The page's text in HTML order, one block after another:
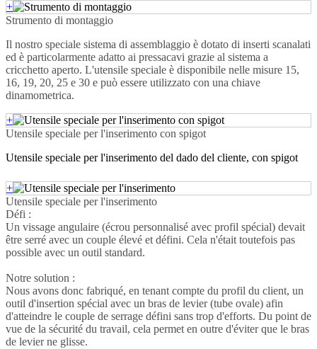
+
Strumento di montaggio
Il nostro speciale sistema di assemblaggio è dotato di inserti scanalati
ed è particolarmente adatto ai pressacavi grazie al sistema a
cricchetto aperto. L'utensile speciale è disponibile nelle misure 15,
16, 19, 20, 25 e 30 e può essere utilizzato con una chiave
dinamometrica.
+
Utensile speciale per l'inserimento con spigot
Utensile speciale per l'inserimento del dado del cliente, con spigot
+
Utensile speciale per l'inserimento
Défi :
Un vissage angulaire (écrou personnalisé avec profil spécial) devait
être serré avec un couple élevé et défini. Cela n'était toutefois pas
possible avec un outil standard.
Notre solution :
Nous avons donc fabriqué, en tenant compte du profil du client, un
outil d'insertion spécial avec un bras de levier (tube ovale) afin
d'atteindre le couple de serrage défini sans trop d'efforts. Du point de
vue de la sécurité du travail, cela permet en outre d'éviter que le bras
de levier ne glisse.